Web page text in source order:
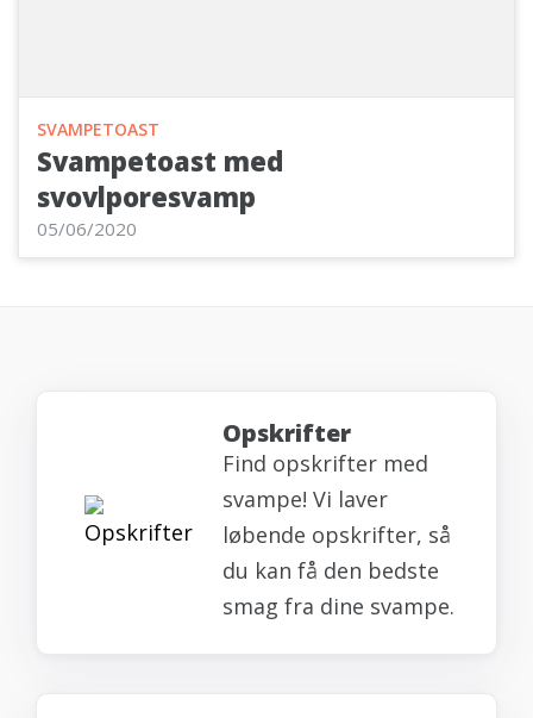
SVAMPETOAST
Svampetoast med
svovlporesvamp
05/06/2020
Opskrifter
Find opskrifter med
svampe! Vi laver
løbende opskrifter, så
du kan få den bedste
smag fra dine svampe.